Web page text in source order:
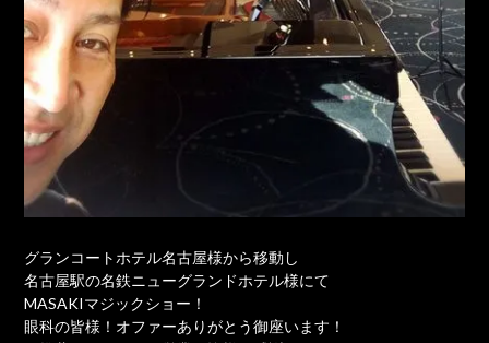
グランコートホテル名古屋様から移動し
名古屋駅の名鉄ニューグランドホテル様にて
MASAKIマジックショー！
眼科の皆様！オファーありがとう御座います！